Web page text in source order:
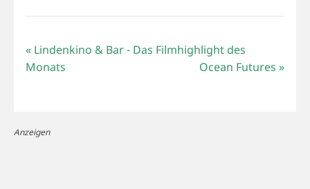
«Lindenkino & Bar - Das Filmhighlight des
Monats
Ocean Futures»
Anzeigen